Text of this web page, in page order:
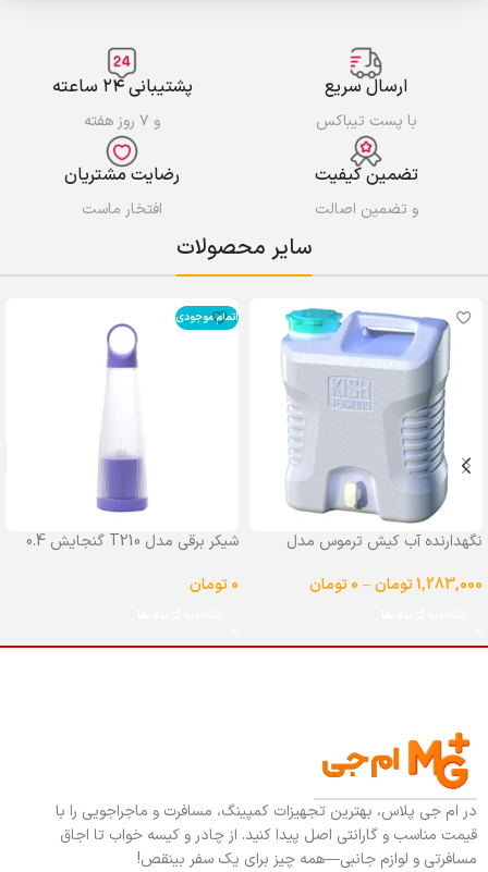
ارسال سریع
با پست تیباکس
پشتیبانی ۲۴ ساعته
و ۷ روز هفته
تضمین کیفیت
و تضمین اصالت
رضایت مشتریان
افتخار ماست
سایر محصولات
نگهدارنده آب کیش ترموس مدل
1,283,000تومان–
0تومان
اتمام موجودی
شیکر برقی مدل T210 گنجایش 0.4
0تومان
در ام جی پلاس، بهترین تجهیزات کمپینگ، مسافرت و ماجراجویی را با
قیمت مناسب و گارانتی اصل پیدا کنید. از چادر و کیسه خواب تا اجاق
مسافرتی و لوازم جانبی—همه چیز برای یک سفر بینقص!